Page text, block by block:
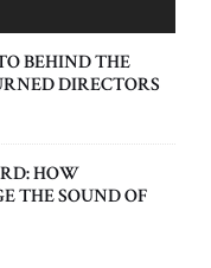
BEHIND THE
DIRECTORS
HOW
THE SOUND OF